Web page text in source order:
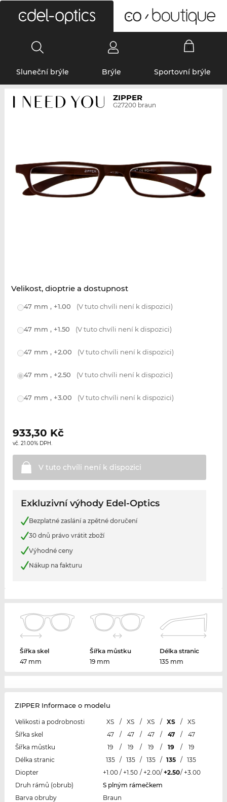
Sluneční brýle Brýle Sportovní brýle
ZIPPER
G27200 braun
Velikost, dioptrie a dostupnost
47 mm , +1.00 (V tuto chvíli není k dispozici)
47 mm , +1.50 (V tuto chvíli není k dispozici)
47 mm , +2.00 (V tuto chvíli není k dispozici)
47 mm , +2.50 (V tuto chvíli není k dispozici)
47 mm , +3.00 (V tuto chvíli není k dispozici)
933,30 Kč
vč. 21.00% DPH.
V tuto chvíli není k dispozici
Exkluzivní výhody Edel-Optics
Bezplatné zaslání a zpětné doručení
30 dnů právo vrátit zboží
Výhodné ceny
Nákup na fakturu
Šířka skel
47 mm
Šířka můstku
19 mm
Délka stranic
135 mm
ZIPPER Informace o modelu
Velikosti a podrobnosti XS / XS / XS / XS /
XS
Šířka skel
47 / 47 / 47 / 47 /
47
Šířka můstku
19 / 19 / 19 / 19 /
19
Délka stranic
135 / 135 / 135 / 135 /
135
Diopter
+1.00 / +1.50 / +2.00/ +2.50/ +3.00
Druh rámů (obrub)
S plným rámečkem
Barva obruby
Braun